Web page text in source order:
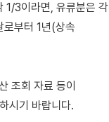
1/3이라면, 유류분은 각
부터 1년(상속
조회 자료 등이
시기 바랍니다.